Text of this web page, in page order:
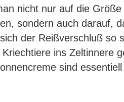
nicht nur auf die Größe
sondern auch darauf,
der Reißverschluß so
ins Zeltinnere
sind